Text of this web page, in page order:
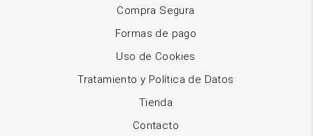
Compra Segura
Formas de pago
Uso de Cookies
Tratamiento y Política de Datos
Tienda
Contacto